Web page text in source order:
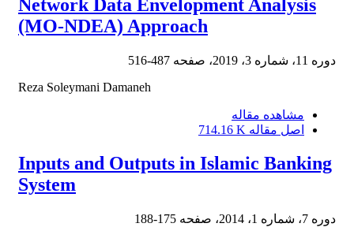
Network Data Envelopment Analysis
(MO-NDEA) Approach
دوره 11، شماره 3، 2019، صفحه
487-516
Reza Soleymani Damaneh
مشاهده مقاله
اصل مقاله 714.16 K
Inputs and Outputs in Islamic Banking
System
دوره 7، شماره 1، 2014، صفحه 175-188